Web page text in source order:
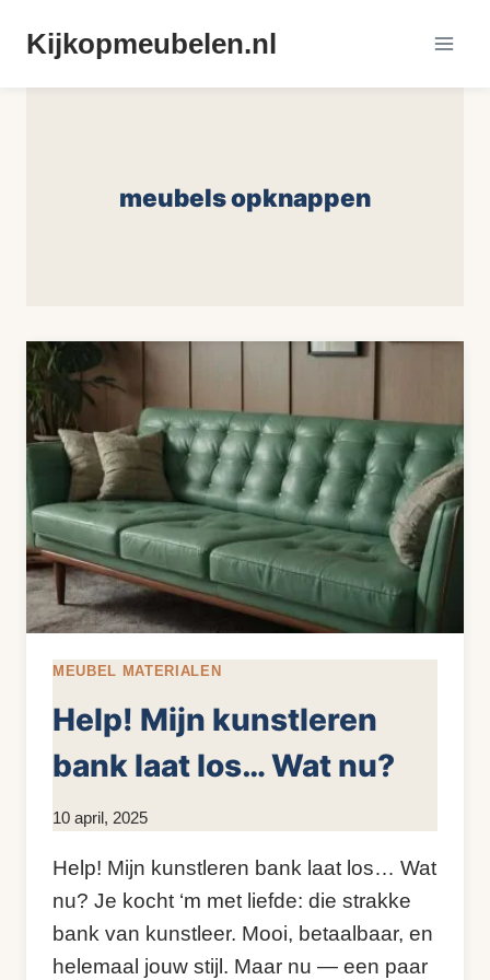
naarKijkopmeubelen.nl
meubels opknappen
MEUBEL MATERIALEN
Help! Mijn kunstleren
bank laat los… Wat nu?
Door
10 april, 2025
Help! Mijn kunstleren bank laat los… Wat
nu? Je kocht ‘m met liefde: die strakke
bank van kunstleer. Mooi, betaalbaar, en
helemaal jouw stijl. Maar nu — een paar